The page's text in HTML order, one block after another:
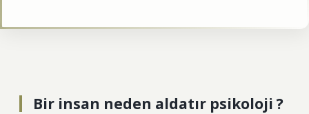
Bir insan neden aldatır psikoloji ?